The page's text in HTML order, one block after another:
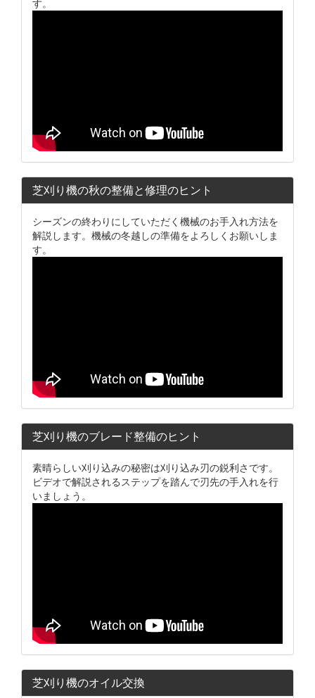
す。
芝刈り機の秋の整備と修理のヒント
シーズンの終わりにしていただく機械のお手入れ方法を
解説します。機械の冬越しの準備をよろしくお願いしま
す。
芝刈り機のブレード整備のヒント
素晴らしい刈り込みの秘密は刈り込み刃の鋭利さです。
ビデオで解説されるステップを踏んで刃先の手入れを行
いましょう。
芝刈り機のオイル交換